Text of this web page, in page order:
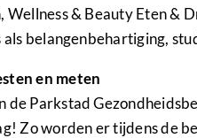
Wellness & Beauty Eten &
als belangenbehartiging,
en meten
de Parkstad
Zo worden er tijdens de